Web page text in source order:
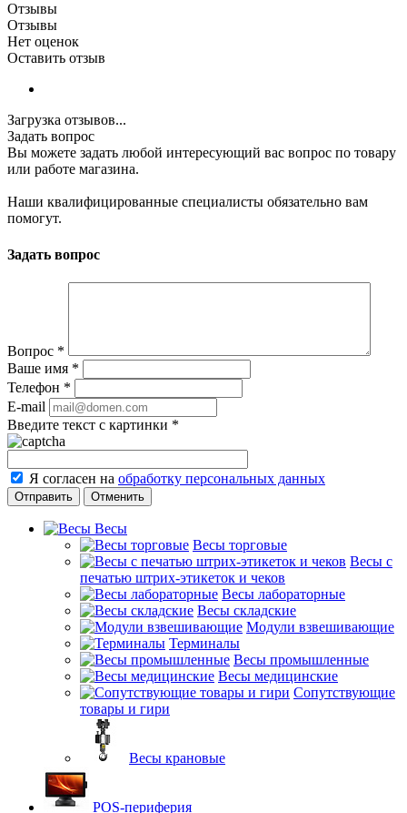
Отзывы
Отзывы
Нет оценок
Оставить отзыв
Загрузка отзывов...
Задать вопрос
Вы можете задать любой интересующий вас вопрос по товару
или работе магазина.
Наши квалифицированные специалисты обязательно вам
помогут.
Задать вопрос
Вопрос *
Ваше имя *
Телефон *
E-mail
Введите текст с картинки *
Я согласен на обработку персональных данных
Отменить
Весы
Весы торговые
Весы с
печатью штрих-этикеток и чеков
Весы лабораторные
Весы складские
Модули взвешивающие
Терминалы
Весы промышленные
Весы медицинские
Сопутствующие
товары и гири
Весы крановые
POS-периферия